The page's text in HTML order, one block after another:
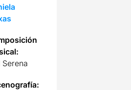
Serena